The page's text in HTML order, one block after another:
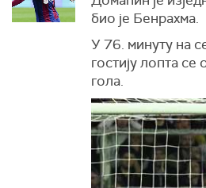
био је Бенрахма.
У 76. минуту на
гостију лопта
гола.